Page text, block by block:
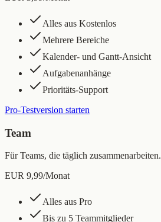
Alles aus Kostenlos
Mehrere Bereiche
Kalender- und Gantt-Ansicht
Aufgabenanhänge
Prioritäts-Support
Pro-Testversion starten
Team
Für Teams, die täglich zusammenarbeiten.
EUR 9,99/Monat
Alles aus Pro
Bis zu 5 Teammitglieder